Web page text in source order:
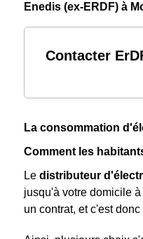
Enedis (ex-ERDF) à
Contacter
La consommation
Comment les
Le distributeur
jusqu'à votre domicile
un contrat, et c'est